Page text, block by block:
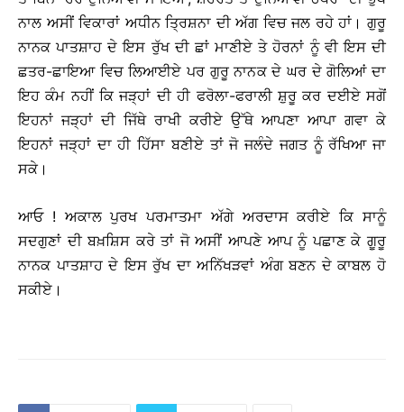
ਨਾਲ ਅਸੀਂ ਵਿਕਾਰਾਂ ਅਧੀਨ ਤ੍ਰਿਸ਼ਨਾ ਦੀ ਅੱਗ ਵਿਚ ਜਲ ਰਹੇ ਹਾਂ। ਗੁਰੂ
ਨਾਨਕ ਪਾਤਸ਼ਾਹ ਦੇ ਇਸ ਰੁੱਖ ਦੀ ਛਾਂ ਮਾਣੀਏ ਤੇ ਹੋਰਨਾਂ ਨੂੰ ਵੀ ਇਸ ਦੀ
ਛਤਰ-ਛਾਇਆ ਵਿਚ ਲਿਆਈਏ ਪਰ ਗੁਰੂ ਨਾਨਕ ਦੇ ਘਰ ਦੇ ਗੋਲਿਆਂ ਦਾ
ਇਹ ਕੰਮ ਨਹੀਂ ਕਿ ਜੜ੍ਹਾਂ ਦੀ ਹੀ ਫਰੋਲਾ-ਫਰਾਲੀ ਸ਼ੁਰੂ ਕਰ ਦਈਏ ਸਗੋਂ
ਇਹਨਾਂ ਜੜ੍ਹਾਂ ਦੀ ਜਿੱਥੇ ਰਾਖੀ ਕਰੀਏ ਉੱਥੇ ਆਪਣਾ ਆਪਾ ਗਵਾ ਕੇ
ਇਹਨਾਂ ਜੜ੍ਹਾਂ ਦਾ ਹੀ ਹਿੱਸਾ ਬਣੀਏ ਤਾਂ ਜੋ ਜਲੰਦੇ ਜਗਤ ਨੂੰ ਰੱਖਿਆ ਜਾ
ਸਕੇ।
ਆਓ ! ਅਕਾਲ ਪੁਰਖ ਪਰਮਾਤਮਾ ਅੱਗੇ ਅਰਦਾਸ ਕਰੀਏ ਕਿ ਸਾਨੂੰ
ਸਦਗੁਣਾਂ ਦੀ ਬਖ਼ਸ਼ਿਸ ਕਰੇ ਤਾਂ ਜੋ ਅਸੀਂ ਆਪਣੇ ਆਪ ਨੂੰ ਪਛਾਣ ਕੇ ਗੂਰੂ
ਨਾਨਕ ਪਾਤਸ਼ਾਹ ਦੇ ਇਸ ਰੁੱਖ ਦਾ ਅਨਿੱਖੜਵਾਂ ਅੰਗ ਬਣਨ ਦੇ ਕਾਬਲ ਹੋ
ਸਕੀਏ।